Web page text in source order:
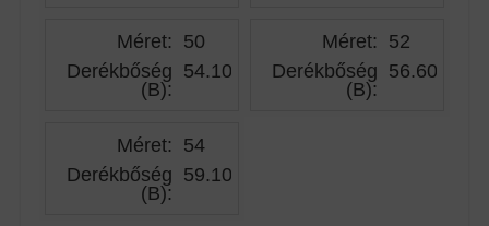
Méret: 50
Derékbőség
(B):
54.10
Méret: 52
Derékbőség
(B):
56.60
Méret: 54
Derékbőség
(B):
59.10